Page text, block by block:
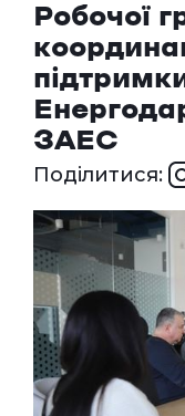
Робочої
ЗАЕС
Поділитися: